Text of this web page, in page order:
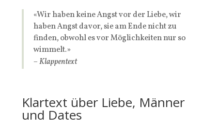
«Wir haben keine Angst vor der Liebe, wir
haben Angst davor, sie am Ende nicht zu
finden, obwohl es vor Möglichkeiten nur so
wimmelt.»
– Klappentext
Klartext über Liebe, Männer
und Dates